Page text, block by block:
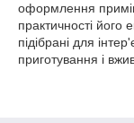
оформлення
практичності його
підібрані для
приготування і
європейських